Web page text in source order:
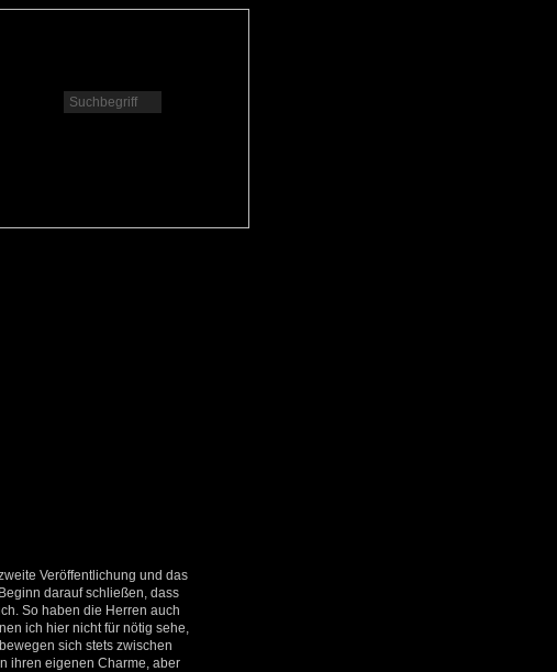
Veröffentlichung und das
darauf schließen, dass
So haben die Herren auch
ich hier nicht für nötig sehe,
sich stets zwischen
ihren eigenen Charme, aber